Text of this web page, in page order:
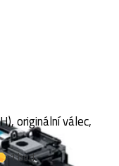
originální válec,
1 bod